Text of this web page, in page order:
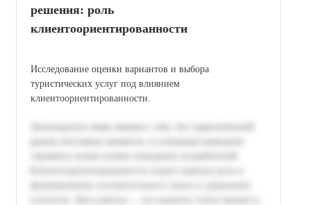
решения: роль
клиентоориентированности
Исследование оценки вариантов и выбора
туристических услуг под влиянием
клиентоориентированности.